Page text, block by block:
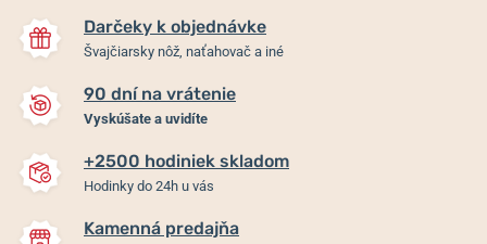
Darčeky k objednávke
Švajčiarsky nôž, naťahovač a iné
90 dní na vrátenie
Vyskúšate a uvidíte
+2500 hodiniek skladom
Hodinky do 24h u vás
Kamenná predajňa